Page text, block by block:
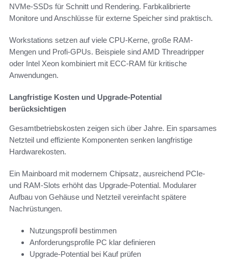
NVMe-SSDs für Schnitt und Rendering. Farbkalibrierte
Monitore und Anschlüsse für externe Speicher sind praktisch.
Workstations setzen auf viele CPU-Kerne, große RAM-
Mengen und Profi-GPUs. Beispiele sind AMD Threadripper
oder Intel Xeon kombiniert mit ECC-RAM für kritische
Anwendungen.
Langfristige Kosten und Upgrade-Potential
berücksichtigen
Gesamtbetriebskosten zeigen sich über Jahre. Ein sparsames
Netzteil und effiziente Komponenten senken langfristige
Hardwarekosten.
Ein Mainboard mit modernem Chipsatz, ausreichend PCIe-
und RAM-Slots erhöht das Upgrade-Potential. Modularer
Aufbau von Gehäuse und Netzteil vereinfacht spätere
Nachrüstungen.
Nutzungsprofil bestimmen
Anforderungsprofile PC klar definieren
Upgrade-Potential bei Kauf prüfen